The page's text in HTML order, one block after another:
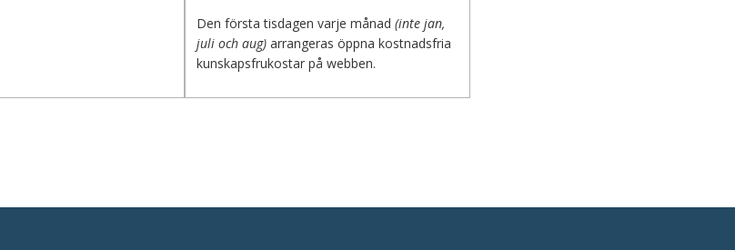
Den första tisdagen varje månad(inte jan,
juli och aug)arrangeras öppna kostnadsfria
kunskapsfrukostar på webben.